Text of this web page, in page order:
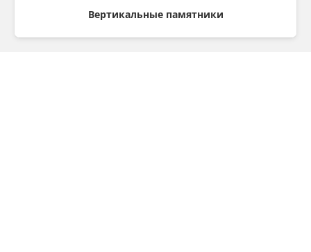
Вертикальные памятники